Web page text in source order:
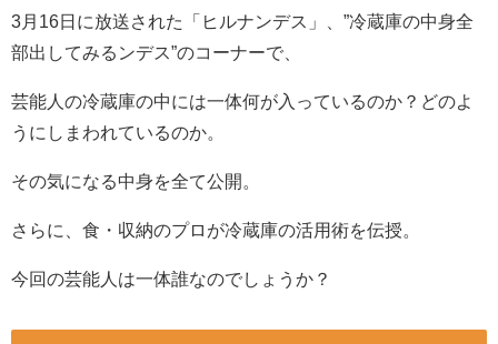
3月16日に放送された「ヒルナンデス」、”冷蔵庫の中身全
部出してみるンデス”のコーナーで、
芸能人の冷蔵庫の中には一体何が入っているのか？どのよ
うにしまわれているのか。
その気になる中身を全て公開。
さらに、食・収納のプロが冷蔵庫の活用術を伝授。
今回の芸能人は一体誰なのでしょうか？